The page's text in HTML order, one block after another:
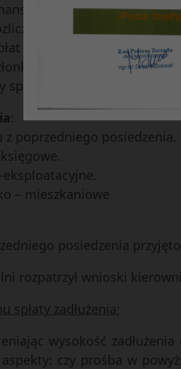
– zastępca
wkładów, kredytów i
i windykacji należności –
mieszkaniowego –
specjalista ds.
:
z poprzedniego posiedzenia.
– mieszkaniowe
posiedzenia
rozpatrzył wnioski
spłaty zadłużenia;
wysokość
czy prośba w